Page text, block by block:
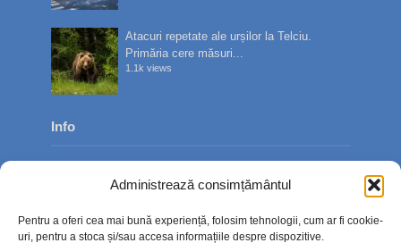
Administrează consimțământul
Pentru a oferi cea mai bună experiență, folosim tehnologii, cum ar fi cookie-
uri, pentru a stoca și/sau accesa informațiile despre dispozitive.
Atacuri repetate ale urșilor la Telciu.
Primăria cere măsuri...
1.1k views
Info
Contact